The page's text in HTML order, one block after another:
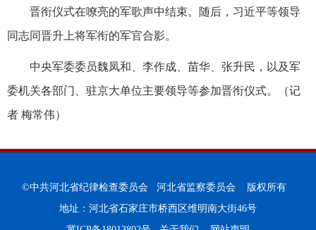
晋衔仪式在嘹亮的军歌声中结束。随后，习近平等领导
同志同晋升上将军衔的军官合影。
中央军委委员魏凤和、李作成、苗华、张升民，以及军
委机关各部门、驻京大单位主要领导等参加晋衔仪式。（记
者 梅常伟）
©中共河北省纪律检查委员会 河北省监察委员会 版权所有
地址：河北省石家庄市桥西区维明南大街46号